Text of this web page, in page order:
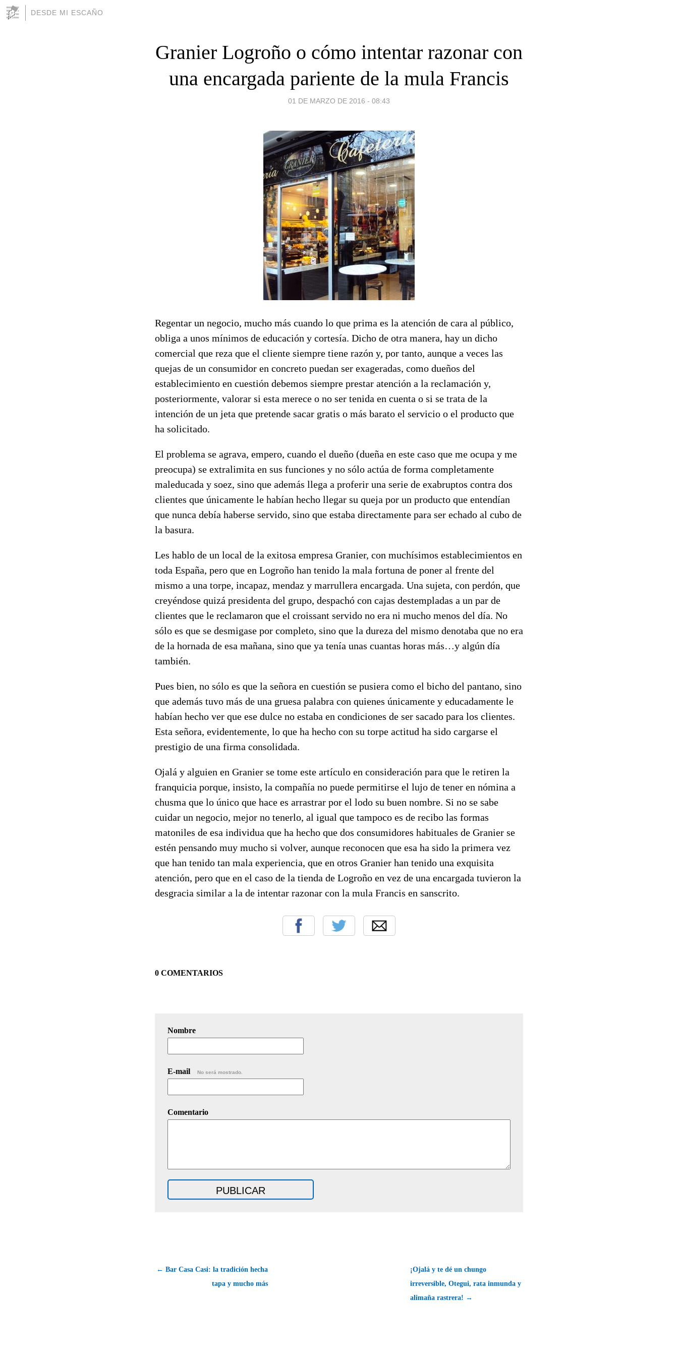
DESDE MI ESCAÑO
Granier Logroño o cómo intentar razonar con
una encargada pariente de la mula Francis
01 DE MARZO DE 2016 - 08:43
Regentar un negocio, mucho más cuando lo que prima es la atención de cara al público,
obliga a unos mínimos de educación y cortesía. Dicho de otra manera, hay un dicho
comercial que reza que el cliente siempre tiene razón y, por tanto, aunque a veces las
quejas de un consumidor en concreto puedan ser exageradas, como dueños del
establecimiento en cuestión debemos siempre prestar atención a la reclamación y,
posteriormente, valorar si esta merece o no ser tenida en cuenta o si se trata de la
intención de un jeta que pretende sacar gratis o más barato el servicio o el producto que
ha solicitado.
El problema se agrava, empero, cuando el dueño (dueña en este caso que me ocupa y me
preocupa) se extralimita en sus funciones y no sólo actúa de forma completamente
maleducada y soez, sino que además llega a proferir una serie de exabruptos contra dos
clientes que únicamente le habían hecho llegar su queja por un producto que entendían
que nunca debía haberse servido, sino que estaba directamente para ser echado al cubo de
la basura.
Les hablo de un local de la exitosa empresa Granier, con muchísimos establecimientos en
toda España, pero que en Logroño han tenido la mala fortuna de poner al frente del
mismo a una torpe, incapaz, mendaz y marrullera encargada. Una sujeta, con perdón, que
creyéndose quizá presidenta del grupo, despachó con cajas destempladas a un par de
clientes que le reclamaron que el croissant servido no era ni mucho menos del día. No
sólo es que se desmigase por completo, sino que la dureza del mismo denotaba que no era
de la hornada de esa mañana, sino que ya tenía unas cuantas horas más…y algún día
también.
Pues bien, no sólo es que la señora en cuestión se pusiera como el bicho del pantano, sino
que además tuvo más de una gruesa palabra con quienes únicamente y educadamente le
habían hecho ver que ese dulce no estaba en condiciones de ser sacado para los clientes.
Esta señora, evidentemente, lo que ha hecho con su torpe actitud ha sido cargarse el
prestigio de una firma consolidada.
Ojalá y alguien en Granier se tome este artículo en consideración para que le retiren la
franquicia porque, insisto, la compañía no puede permitirse el lujo de tener en nómina a
chusma que lo único que hace es arrastrar por el lodo su buen nombre. Si no se sabe
cuidar un negocio, mejor no tenerlo, al igual que tampoco es de recibo las formas
matoniles de esa individua que ha hecho que dos consumidores habituales de Granier se
estén pensando muy mucho si volver, aunque reconocen que esa ha sido la primera vez
que han tenido tan mala experiencia, que en otros Granier han tenido una exquisita
atención, pero que en el caso de la tienda de Logroño en vez de una encargada tuvieron la
desgracia similar a la de intentar razonar con la mula Francis en sanscrito.
0 COMENTARIOS
Nombre
E-mail No será mostrado.
Comentario
← Bar Casa Casi: la tradición hecha
tapa y mucho más
¡Ojalá y te dé un chungo
irreversible, Otegui, rata inmunda y
alimaña rastrera! →